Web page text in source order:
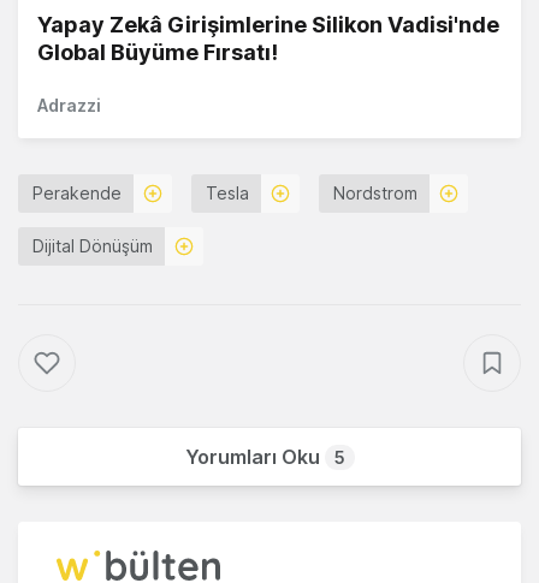
Yapay Zekâ Girişimlerine Silikon Vadisi'nde
Global Büyüme Fırsatı!
Adrazzi
Perakende Tesla Nordstrom
Dijital Dönüşüm
Yorumları Oku 5